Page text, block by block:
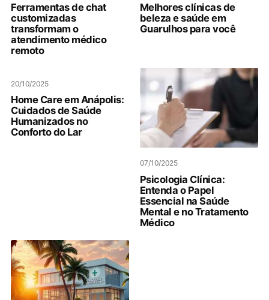
Ferramentas de chat
customizadas
transformam o
atendimento médico
remoto
Melhores clínicas de
beleza e saúde em
Guarulhos para você
20/10/2025
Home Care em Anápolis:
Cuidados de Saúde
Humanizados no
Conforto do Lar
07/10/2025
Psicologia Clínica:
Entenda o Papel
Essencial na Saúde
Mental e no Tratamento
Médico